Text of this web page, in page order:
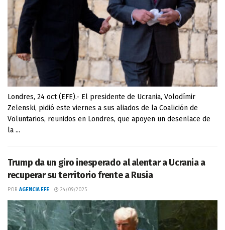
Londres, 24 oct (EFE).- El presidente de Ucrania, Volodímir
Zelenski, pidió este viernes a sus aliados de la Coalición de
Voluntarios, reunidos en Londres, que apoyen un desenlace de
la ...
Trump da un giro inesperado al alentar a Ucrania a
recuperar su territorio frente a Rusia
POR AGENCIA EFE 24/09/2025